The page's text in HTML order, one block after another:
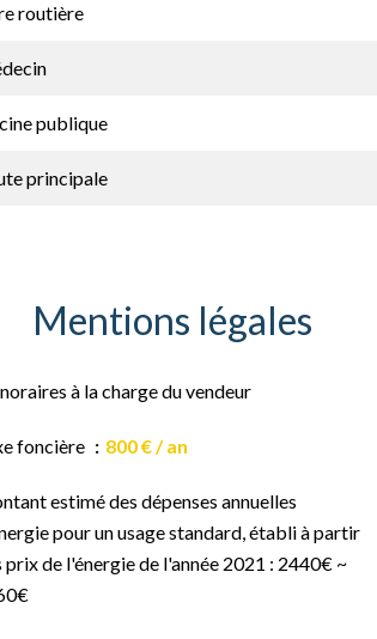
routière
publique
principale
Mentions légales
à la charge du vendeur
foncière 800 € / an
estimé des dépenses annuelles
pour un usage standard, établi à partir
prix de l'énergie de l'année 2021 : 2440€ ~